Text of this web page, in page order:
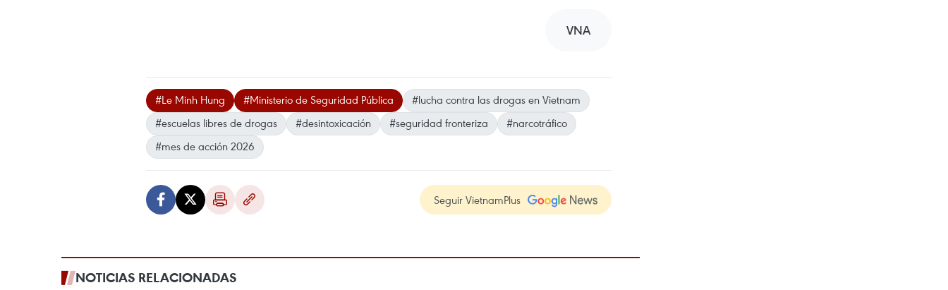
VNA
#Le Minh Hung #Ministerio de Seguridad Pública
#lucha contra las drogas en Vietnam
#escuelas libres de drogas
#desintoxicación #seguridad fronteriza
#narcotráfico
#mes de acción 2026
Seguir VietnamPlus
NOTICIAS RELACIONADAS